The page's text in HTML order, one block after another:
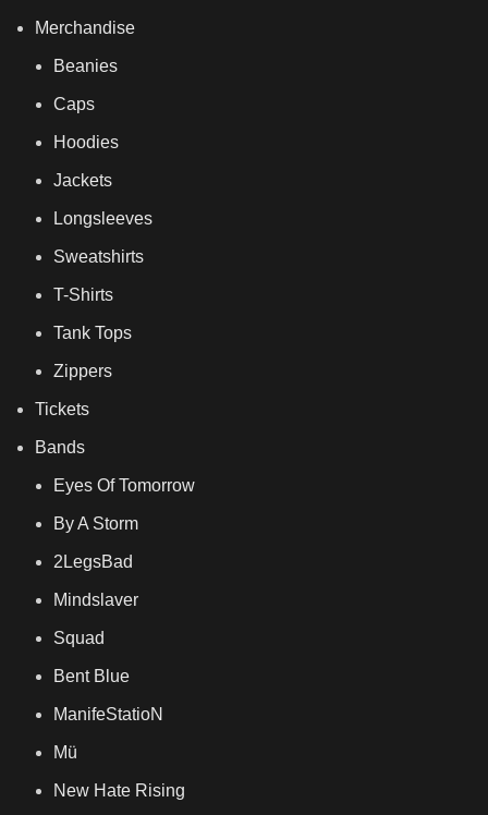
Merchandise
Beanies
Caps
Hoodies
Jackets
Longsleeves
Sweatshirts
T-Shirts
Tank Tops
Zippers
Tickets
Bands
Eyes Of Tomorrow
By A Storm
2LegsBad
Mindslaver
Squad
Bent Blue
ManifeStatioN
Mü
New Hate Rising